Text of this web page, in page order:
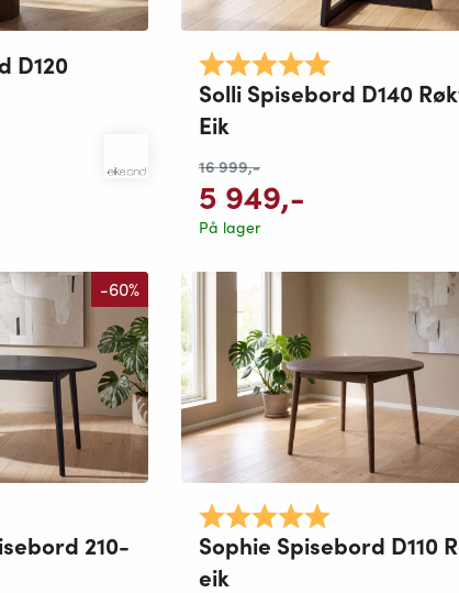
D120 Karakter:
Solli Spisebord D140
Eik
16 999,-
5 949,-
På lager
-60%
210-
Karakter:
Sophie Spisebord D110
eik